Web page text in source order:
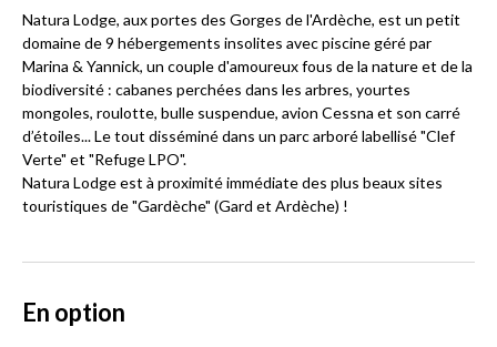
Natura Lodge, aux portes des Gorges de l'Ardèche, est un petit
domaine de 9 hébergements insolites avec piscine géré par
Marina & Yannick, un couple d'amoureux fous de la nature et de la
biodiversité : cabanes perchées dans les arbres, yourtes
mongoles, roulotte, bulle suspendue, avion Cessna et son carré
d’étoiles... Le tout disséminé dans un parc arboré labellisé "Clef
Verte" et "Refuge LPO".
Natura Lodge est à proximité immédiate des plus beaux sites
touristiques de "Gardèche" (Gard et Ardèche) !
En option